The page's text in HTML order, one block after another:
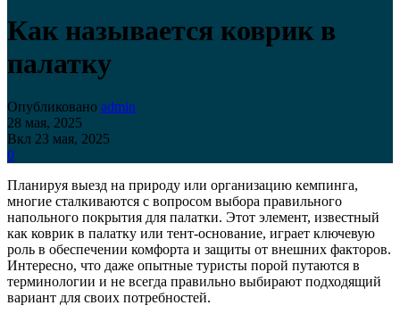
Как называется коврик в
палатку
Опубликовано admin
28 мая, 2025
Вкл 23 мая, 2025
0
Планируя выезд на природу или организацию кемпинга,
многие сталкиваются с вопросом выбора правильного
напольного покрытия для палатки. Этот элемент, известный
как коврик в палатку или тент-основание, играет ключевую
роль в обеспечении комфорта и защиты от внешних факторов.
Интересно, что даже опытные туристы порой путаются в
терминологии и не всегда правильно выбирают подходящий
вариант для своих потребностей.